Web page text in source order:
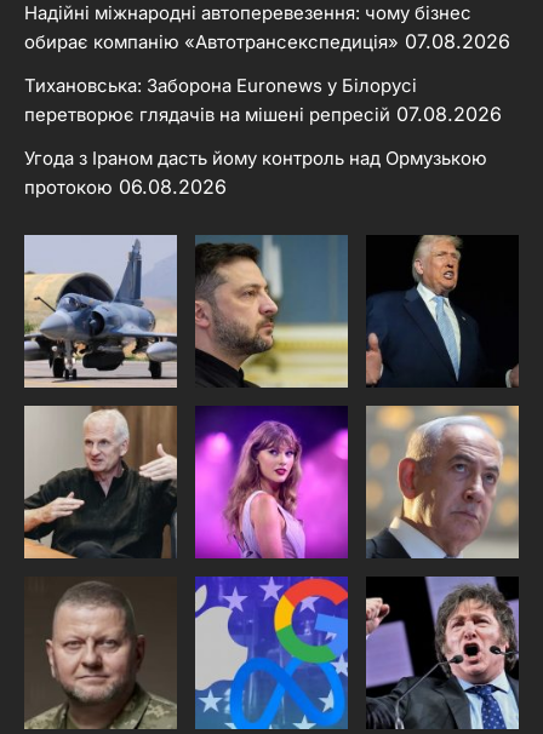
Надійні міжнародні автоперевезення: чому бізнес
обирає компанію «Автотрансекспедиція» 07.08.2026
Тихановська: Заборона Euronews у Білорусі
перетворює глядачів на мішені репресій 07.08.2026
Угода з Іраном дасть йому контроль над Ормузькою
протокою 06.08.2026